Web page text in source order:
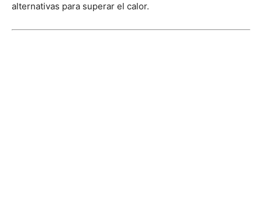
alternativas para superar el calor.